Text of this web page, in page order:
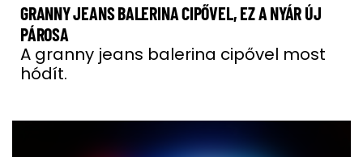
GRANNY JEANS BALERINA CIPŐVEL, EZ A NYÁR ÚJ
PÁROSA
A granny jeans balerina cipővel most
hódít.